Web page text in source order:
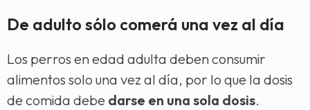
De adulto sólo comerá una vez al día
Los perros en edad adulta deben consumir
alimentos solo una vez al día, por lo que la dosis
de comida debe darse en una sola dosis.